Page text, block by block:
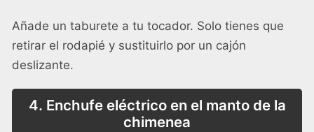
Añade un taburete a tu tocador. Solo tienes que
retirar el rodapié y sustituirlo por un cajón
deslizante.
4. Enchufe eléctrico en el manto de la
chimenea